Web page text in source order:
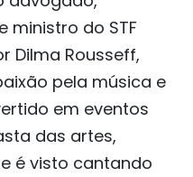
ministro do STF
Dilma Rousseff,
pela música e
em eventos
das artes,
é visto cantando